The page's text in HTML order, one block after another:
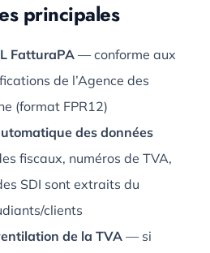
principales
FatturaPA— conforme aux
de l’Agence des
(format FPR12)
des données
fiscaux, numéros de TVA,
SDI sont extraits du
clients
de la TVA— si